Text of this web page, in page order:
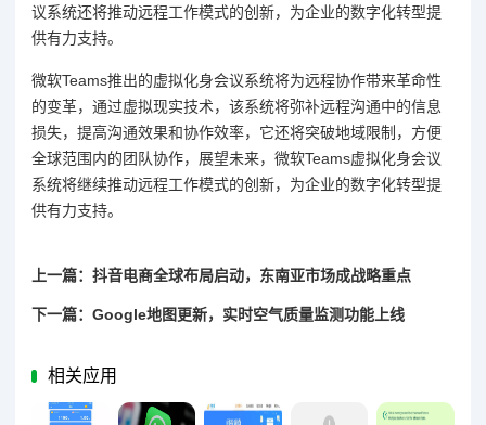
议系统还将推动远程工作模式的创新，为企业的数字化转型提
供有力支持。
微软Teams推出的虚拟化身会议系统将为远程协作带来革命性
的变革，通过虚拟现实技术，该系统将弥补远程沟通中的信息
损失，提高沟通效果和协作效率，它还将突破地域限制，方便
全球范围内的团队协作，展望未来，微软Teams虚拟化身会议
系统将继续推动远程工作模式的创新，为企业的数字化转型提
供有力支持。
上一篇：抖音电商全球布局启动，东南亚市场成战略重点
下一篇：Google地图更新，实时空气质量监测功能上线
相关应用